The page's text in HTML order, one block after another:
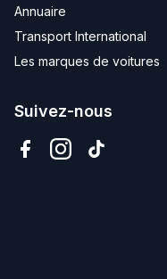
Annuaire
Transport International
Les marques de voitures
Suivez-nous